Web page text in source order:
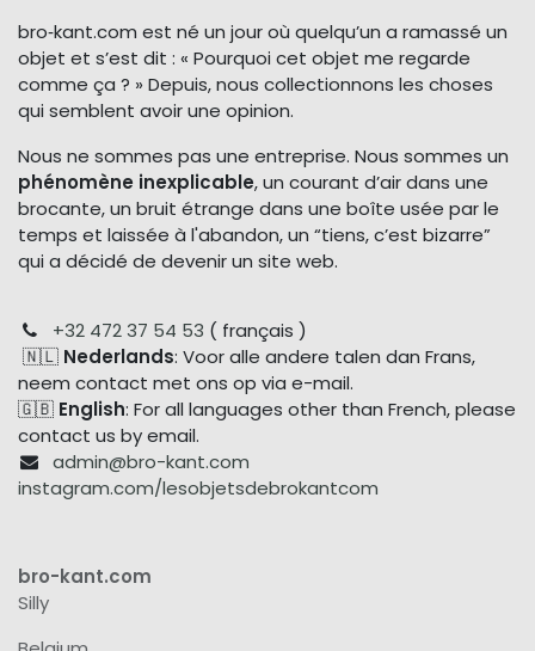
bro‑kant.com est né un jour où quelqu’un a ramassé un
objet et s’est dit : « Pourquoi cet objet me regarde
comme ça ? » Depuis, nous collectionnons les choses
qui semblent avoir une opinion.
Nous ne sommes pas une entreprise. Nous sommes un
phénomène inexplicable, un courant d’air dans une
brocante, un bruit étrange dans une boîte usée par le
temps et laissée à l'abandon, un “tiens, c’est bizarre”
qui a décidé de devenir un site web.
+32 472 37 54 53 ( français )
🇳🇱 Nederlands: Voor alle andere talen dan Frans,
neem contact met ons op via e-mail.
🇬🇧 English: For all languages other than French, please
contact us by email.
admin@bro-kant.com
instagram.com/lesobjetsdebrokantcom
bro-kant.com
Silly